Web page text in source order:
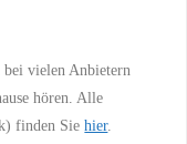
vielen Anbietern
hören. Alle
finden Siehier.